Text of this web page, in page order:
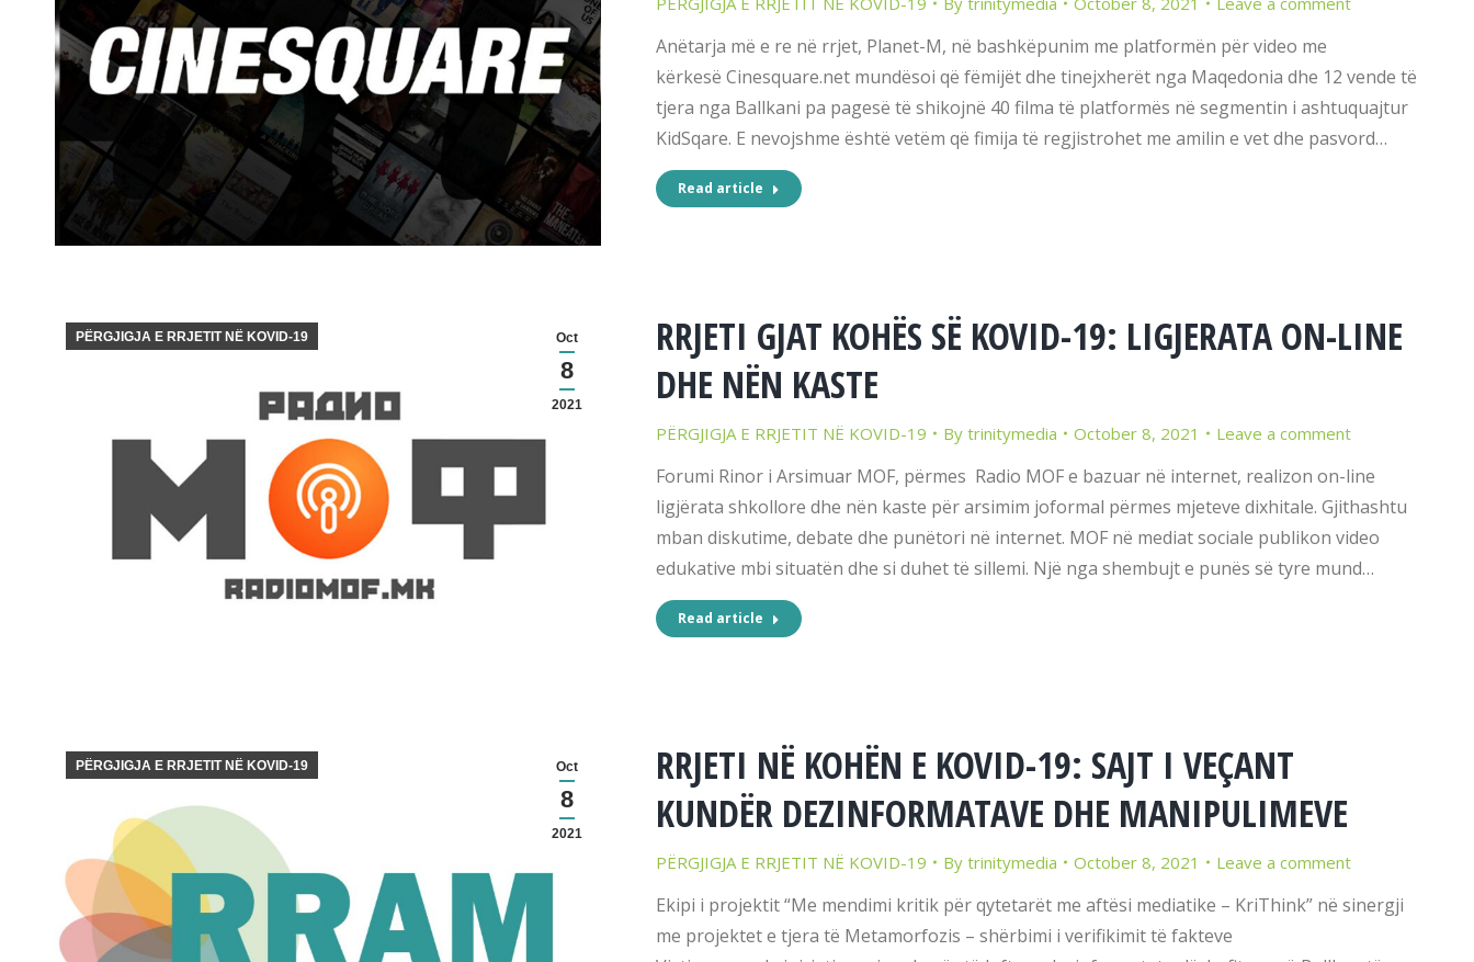
Anëtarja më e re në rrjet, Planet-M, në bashkëpunim me platformën për video me
kërkesë Cinesquare.net mundësoi që fëmijët dhe tinejxherët nga Maqedonia dhe 12 vende të
tjera nga Ballkani pa pagesë të shikojnë 40 filma të platformës në segmentin i ashtuquajtur
KidSqare. E nevojshme është vetëm që fimija të regjistrohet me amilin e vet dhe pasvord…
Read article
Oct
8
2021
PËRGJIGJA E RRJETIT NË KOVID-19
RRJETI GJAT KOHËS SË KOVID-19: LIGJERATA ON-LINE
DHE NËN KASTE
PËRGJIGJA E RRJETIT NË KOVID-19 By trinitymedia October 8, 2021 Leave a comment
Forumi Rinor i Arsimuar MOF, përmes Radio MOF e bazuar në internet, realizon on-line
ligjërata shkollore dhe nën kaste për arsimim joformal përmes mjeteve dixhitale. Gjithashtu
mban diskutime, debate dhe punëtori në internet. MOF në mediat sociale publikon video
edukative mbi situatën dhe si duhet të sillemi. Një nga shembujt e punës së tyre mund…
Read article
Oct
8
2021
PËRGJIGJA E RRJETIT NË KOVID-19
RRJETI NË KOHËN E KOVID-19: SAJT I VEÇANT
KUNDËR DEZINFORMATAVE DHE MANIPULIMEVE
PËRGJIGJA E RRJETIT NË KOVID-19 By trinitymedia October 8, 2021 Leave a comment
Ekipi i projektit “Me mendimi kritik për qytetarët me aftësi mediatike – KriThink” në sinergji
me projektet e tjera të Metamorfozis – shërbimi i verifikimit të fakteve